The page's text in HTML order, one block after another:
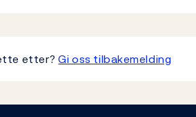
etter?Gi oss tilbakemelding